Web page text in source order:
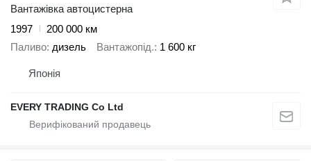
Вантажівка автоцистерна
1997
200 000 км
Паливо дизель Вантажопід. 1 600 кг
Японія
EVERY TRADING Co Ltd